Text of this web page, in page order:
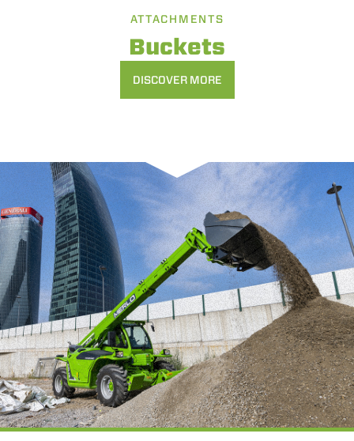
ATTACHMENTS
Buckets
DISCOVER MORE